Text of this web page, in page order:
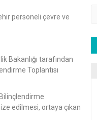
personeli çevre ve
Bakanlığı tarafından
Toplantısı
edilmesi, ortaya çıkan